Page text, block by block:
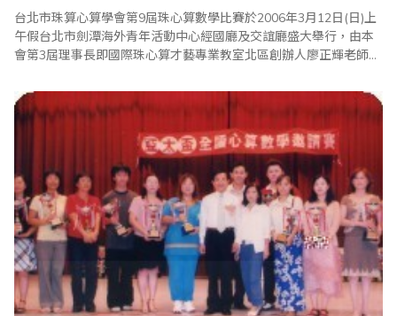
台北市珠算心算學會第9屆珠心算數學比賽於2006年3月12日(日)上
午假台北市劍潭海外青年活動中心經國廳及交誼廳盛大舉行，由本
會第3屆理事長即國際珠心算才藝專業教室北區創辦人廖正輝老師所
備。比賽自八時起分二場同時進行，項目分別為(一)心算(C、D、E
組含乘心算及除心算)、(二)加減算、(三)乘算、(四)除算，另一~六
年級組第(五)項則為數學..